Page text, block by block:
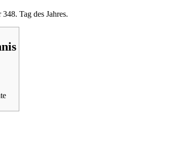
348. Tag des Jahres.